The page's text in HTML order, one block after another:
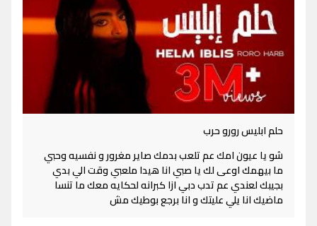
حلم ابليس رورو حرب
شو يا عيون امك عم تلعب بدمك صاير مغرور و نفسيه وحبي
ما بيهمك اوعى لك يا صبي انا هيدا ملعبي وقت الي بدي
بجيبك لعندي عم تدب دبي ازا كبرانه لحكايه معك ما تنسا
ماضيك انا يلي عليتك و انا برجع بوطيك مش